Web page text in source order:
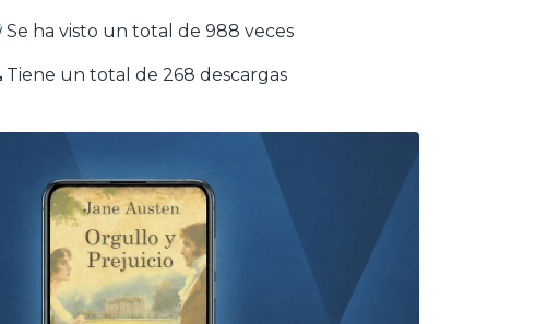
Se ha visto un total de 988 veces
Tiene un total de 268 descargas